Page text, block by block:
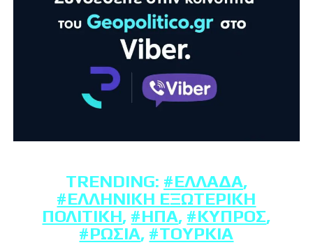
TRENDING: #ΕΛΛΆΔΑ,
#ΕΛΛΗΝΙΚΉ ΕΞΩΤΕΡΙΚΉ
ΠΟΛΙΤΙΚΉ, #ΗΠΑ, #ΚΎΠΡΟΣ,
#ΡΩΣΊΑ, #ΤΟΥΡΚΊΑ